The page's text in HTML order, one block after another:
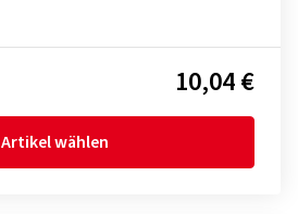
10,04 €
Artikel wählen